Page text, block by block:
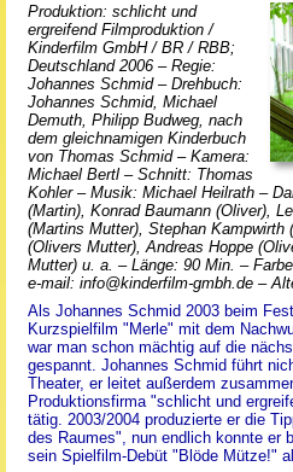
Produktion: schlicht und
ergreifend Filmproduktion /
Kinderfilm GmbH / BR / RBB;
Deutschland 2006 – Regie:
Johannes Schmid – Drehbuch:
Johannes Schmid, Michael
Demuth, Philipp Budweg, nach
dem gleichnamigen Kinderbuch
von Thomas Schmid – Kamera:
Michael Bertl – Schnitt: Thomas
Kohler – Musik: Michael Heilrath –
(Martin), Konrad Baumann (Oliver),
(Martins Mutter), Stephan Kampwirth
(Olivers Mutter), Andreas Hoppe
Mutter) u. a. – Länge: 90 Min. –
e-mail: info@kinderfilm-gmbh.de –
Als Johannes Schmid 2003 beim
Kurzspielfilm "Merle" mit dem
war man schon mächtig auf die
gespannt. Johannes Schmid führt
Theater, er leitet außerdem
Produktionsfirma "schlicht und
tätig. 2003/2004 produzierte er die
des Raumes", nun endlich konnte er
sein Spielfilm-Debüt "Blöde Mütze!"